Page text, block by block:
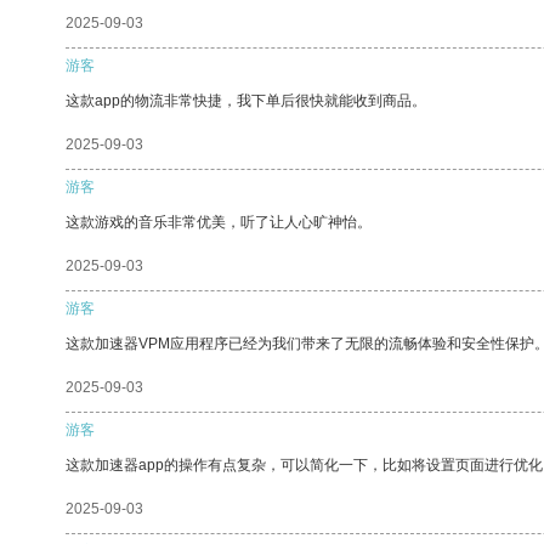
2025-09-03
游客
这款app的物流非常快捷，我下单后很快就能收到商品。
2025-09-03
游客
这款游戏的音乐非常优美，听了让人心旷神怡。
2025-09-03
游客
这款加速器VPM应用程序已经为我们带来了无限的流畅体验和安全性保护
2025-09-03
游客
这款加速器app的操作有点复杂，可以简化一下，比如将设置页面进行优
2025-09-03